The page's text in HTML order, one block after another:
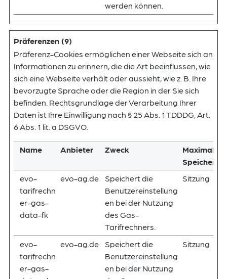
werden können.
Präferenzen (9)
Präferenz-Cookies ermöglichen einer Webseite sich an
Informationen zu erinnern, die die Art beeinflussen, wie
sich eine Webseite verhält oder aussieht, wie z. B. Ihre
bevorzugte Sprache oder die Region in der Sie sich
befinden. Rechtsgrundlage der Verarbeitung Ihrer
Daten ist Ihre Einwilligung nach § 25 Abs. 1 TDDDG, Art.
6 Abs. 1 lit. a DSGVO.
Name Anbieter Zweck
Maximale
evo-
tarifrechn
er-gas-
data-fk
evo-ag.de
Speichert die
Benutzereinstellung
en bei der Nutzung
des Gas-
Tarifrechners.
Sitzung
evo-
tarifrechn
er-gas-
evo-ag.de
Speichert die
Benutzereinstellung
en bei der Nutzung
Sitzung